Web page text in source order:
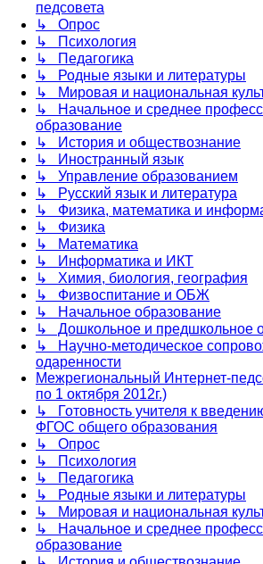
педсовета
↳ Опрос
↳ Психология
↳ Педагогика
↳ Родные языки и литературы
↳ Мировая и национальная
↳ Начальное и среднее
образование
↳ История и обществознание
↳ Иностранный язык
↳ Управление образованием
↳ Русский язык и литература
↳ Физика, математика и
↳ Физика
↳ Математика
↳ Информатика и ИКТ
↳ Химия, биология, география
↳ Физвоспитание и ОБЖ
↳ Начальное образование
↳ Дошкольное и предшкольное
↳ Научно-методическое
одаренности
Межрегиональный Интернет-
по 1 октября 2012г.)
↳ Готовность учителя к
ФГОС общего образования
↳ Опрос
↳ Психология
↳ Педагогика
↳ Родные языки и литературы
↳ Мировая и национальная
↳ Начальное и среднее
образование